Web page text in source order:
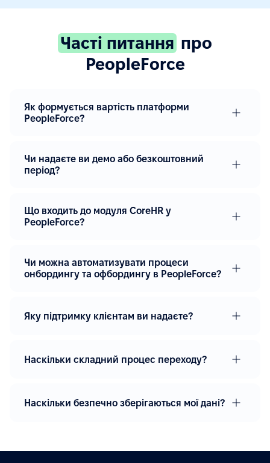
Часті питання про
PeopleForce
Як формується вартість платформи
PeopleForce?
Чи надаєте ви демо або безкоштовний
період?
Що входить до модуля CoreHR у
PeopleForce?
Чи можна автоматизувати процеси
онбордингу та офбордингу в PeopleForce?
Яку підтримку клієнтам ви надаєте?
Наскільки складний процес переходу?
Наскільки безпечно зберігаються мої дані?